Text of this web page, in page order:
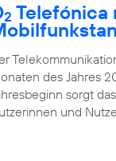
2 Telefónica
des Jahres
sorgt
und